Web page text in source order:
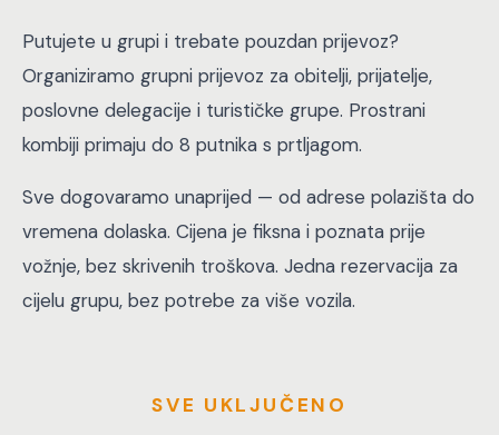
Putujete u grupi i trebate pouzdan prijevoz?
Organiziramo grupni prijevoz za obitelji, prijatelje,
poslovne delegacije i turističke grupe. Prostrani
kombiji primaju do 8 putnika s prtljagom.
Sve dogovaramo unaprijed — od adrese polazišta do
vremena dolaska. Cijena je fiksna i poznata prije
vožnje, bez skrivenih troškova. Jedna rezervacija za
cijelu grupu, bez potrebe za više vozila.
SVE UKLJUČENO